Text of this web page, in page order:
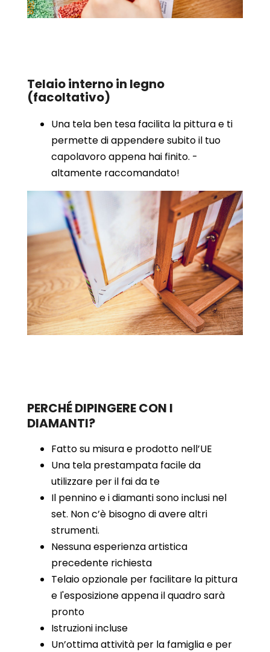
Telaio interno in legno
(facoltativo)
Una tela ben tesa facilita la pittura e ti
permette di appendere subito il tuo
capolavoro appena hai finito. -
altamente raccomandato!
PERCHÉ DIPINGERE CON I
DIAMANTI?
Fatto su misura e prodotto nell’UE
Una tela prestampata facile da
utilizzare per il fai da te
Il pennino e i diamanti sono inclusi nel
set. Non c’è bisogno di avere altri
strumenti.
Nessuna esperienza artistica
precedente richiesta
Telaio opzionale per facilitare la pittura
e l'esposizione appena il quadro sarà
pronto
Istruzioni incluse
Un’ottima attività per la famiglia e per